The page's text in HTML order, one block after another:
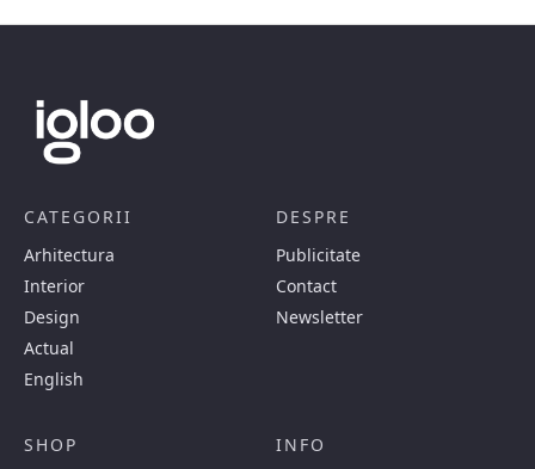
CATEGORII
Arhitectura
Interior
Design
Actual
English
DESPRE
Publicitate
Contact
Newsletter
SHOP INFO